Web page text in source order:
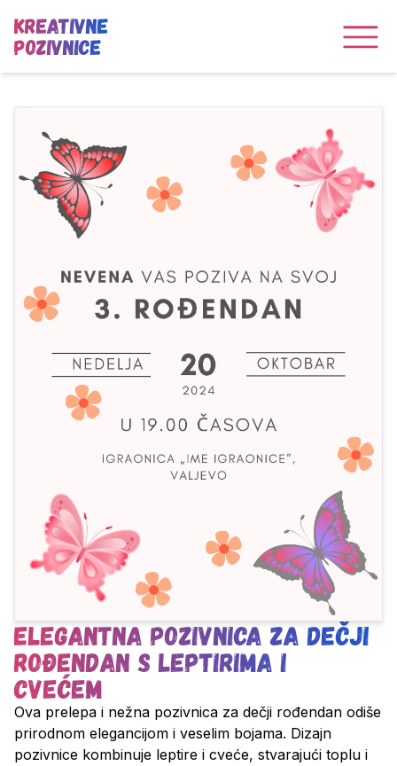
Kreativne
Pozivnice
Elegantna pozivnica za dečji
rođendan s leptirima i
cvećem
Ova prelepa i nežna pozivnica za dečji rođendan odiše
prirodnom elegancijom i veselim bojama. Dizajn
pozivnice kombinuje leptire i cveće, stvarajući toplu i